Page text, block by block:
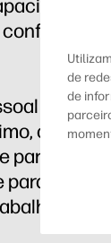
a TI a
e seus
com
esteja.
de
de